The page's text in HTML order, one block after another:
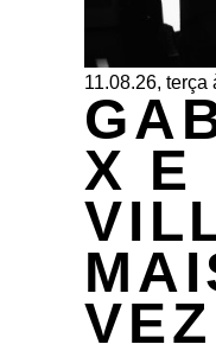
11.08.26, terça
X E
VEZ